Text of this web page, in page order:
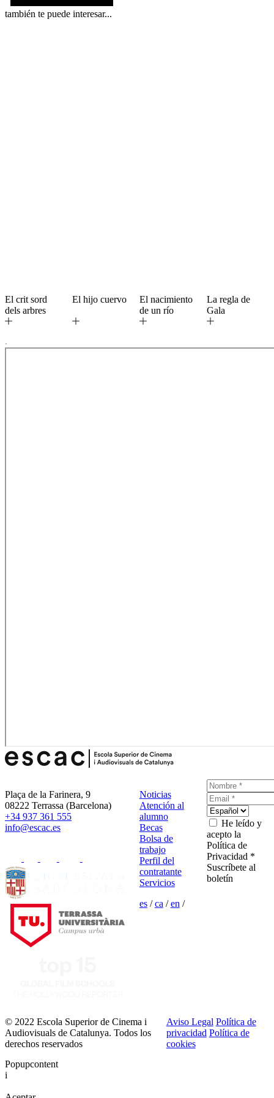
también te puede interesar...
El crit sord
dels arbres
El hijo cuervo
El nacimiento
de un río
La regla de
Gala
Plaça de la Farinera, 9
08222 Terrassa (Barcelona)
+34 937 361 555
info@escac.es
Noticias
Atención al
alumno
Becas
Bolsa de
trabajo
Perfil del
contratante
Servicios
es/ca /en /
He leído y
acepto la
Política de
Privacidad *
Suscríbete al
boletín
© 2022 Escola Superior de Cinema i
Audiovisuals de Catalunya. Todos los
derechos reservados
Aviso Legal Política de
privacidad Política de
cookies
Popupcontent
i